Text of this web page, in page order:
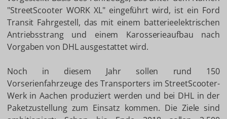
"StreetScooter WORK XL" eingeführt wird, ist ein Ford
Transit Fahrgestell, das mit einem batterieelektrischen
Antriebsstrang und einem Karosserieaufbau nach
Vorgaben von DHL ausgestattet wird.
Noch in diesem Jahr sollen rund 150
Vorserienfahrzeuge des Transporters im StreetScooter-
Werk in Aachen produziert werden und bei DHL in der
Paketzustellung zum Einsatz kommen. Die Ziele sind